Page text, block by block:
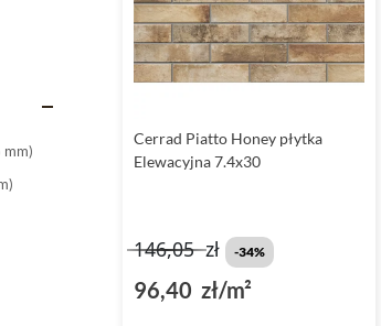
mm)
Cerrad Piatto Honey płytka
Elewacyjna 7.4x30
146,05zł -34%
96,40 zł/m²